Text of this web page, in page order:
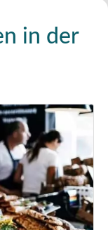
in der